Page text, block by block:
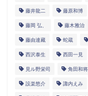
藤井龍二 藤原和博
藤岡 弘、 藤木雅治
藤由達藏 蛇蔵
西沢泰生 西田一見
見ル野栄司 角田和将
設楽悠介 諏内えみ